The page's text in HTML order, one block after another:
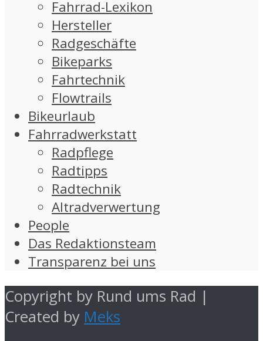
Fahrrad-Lexikon
Hersteller
Radgeschäfte
Bikeparks
Fahrtechnik
Flowtrails
Bikeurlaub
Fahrradwerkstatt
Radpflege
Radtipps
Radtechnik
Altradverwertung
People
Das Redaktionsteam
Transparenz bei uns
Copyright by Rund ums Rad |
Created by Meks